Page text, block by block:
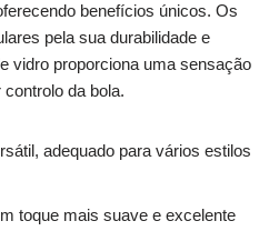
benefícios únicos. Os
pela sua durabilidade e
vidro proporciona uma sensação
da bola.
adequado para vários estilos
toque mais suave e excelente